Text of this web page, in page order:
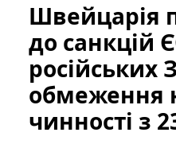
Швейцарія
до санкцій
російських
обмеження
чинності з